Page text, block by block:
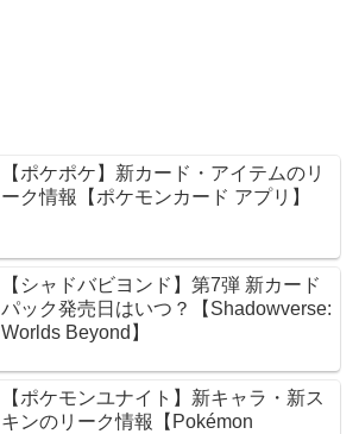
【ポケポケ】新カード・アイテムのリ
ーク情報【ポケモンカード アプリ】
【シャドバビヨンド】第7弾 新カード
パック発売日はいつ？【Shadowverse:
Worlds Beyond】
【ポケモンユナイト】新キャラ・新ス
キンのリーク情報【Pokémon